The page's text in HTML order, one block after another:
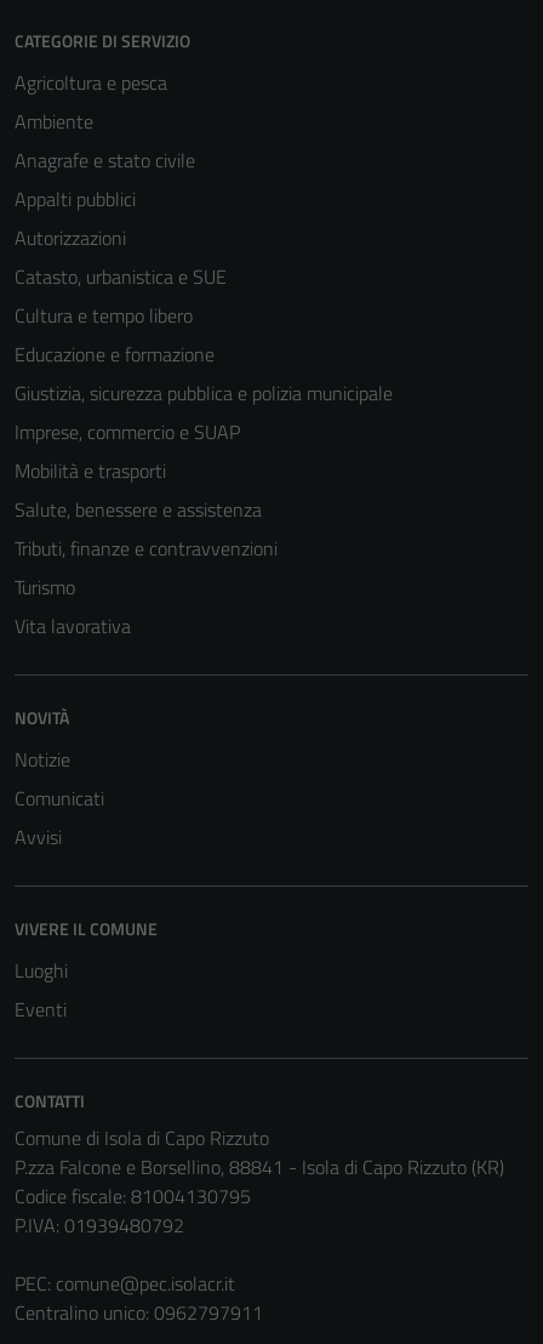
CATEGORIE DI SERVIZIO
Agricoltura e pesca
Ambiente
Anagrafe e stato civile
Appalti pubblici
Autorizzazioni
Catasto, urbanistica e SUE
Cultura e tempo libero
Educazione e formazione
Giustizia, sicurezza pubblica e polizia municipale
Imprese, commercio e SUAP
Mobilità e trasporti
Salute, benessere e assistenza
Tributi, finanze e contravvenzioni
Turismo
Vita lavorativa
NOVITÀ
Notizie
Comunicati
Avvisi
VIVERE IL COMUNE
Luoghi
Eventi
CONTATTI
Comune di Isola di Capo Rizzuto
P.zza Falcone e Borsellino, 88841 - Isola di Capo Rizzuto (KR)
Codice fiscale: 81004130795
P.IVA: 01939480792
PEC: comune@pec.isolacr.it
Centralino unico: 0962797911
essere